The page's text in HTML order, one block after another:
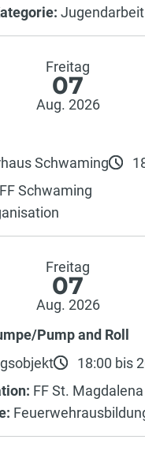
Jugendarbeit
Freitag
07
Aug. 2026
Schwaming
FF Schwaming
Freitag
07
Aug. 2026
Pump and Roll
18:00 bis
FF St. Magdalena